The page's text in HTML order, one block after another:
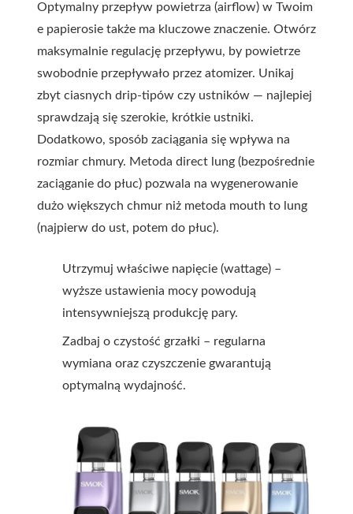
Optymalny przepływ powietrza (airflow) w Twoim
e papierosie także ma kluczowe znaczenie. Otwórz
maksymalnie regulację przepływu, by powietrze
swobodnie przepływało przez atomizer. Unikaj
zbyt ciasnych drip-tipów czy ustników — najlepiej
sprawdzają się szerokie, krótkie ustniki.
Dodatkowo, sposób zaciągania się wpływa na
rozmiar chmury. Metoda direct lung (bezpośrednie
zaciąganie do płuc) pozwala na wygenerowanie
dużo większych chmur niż metoda mouth to lung
(najpierw do ust, potem do płuc).
Utrzymuj właściwe napięcie (wattage) –
wyższe ustawienia mocy powodują
intensywniejszą produkcję pary.
Zadbaj o czystość grzałki – regularna
wymiana oraz czyszczenie gwarantują
optymalną wydajność.